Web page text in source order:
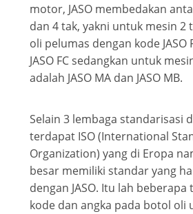
motor, JASO membedakan
dan 4 tak, yakni untuk mesin 2
oli pelumas dengan kode JASO
JASO FC sedangkan untuk
adalah JASO MA dan JASO MB.
Selain 3 lembaga standarisasi
terdapat ISO (International
Organization) yang di Eropa
besar memiliki standar yang
dengan JASO. Itu lah
kode dan angka pada botol oli